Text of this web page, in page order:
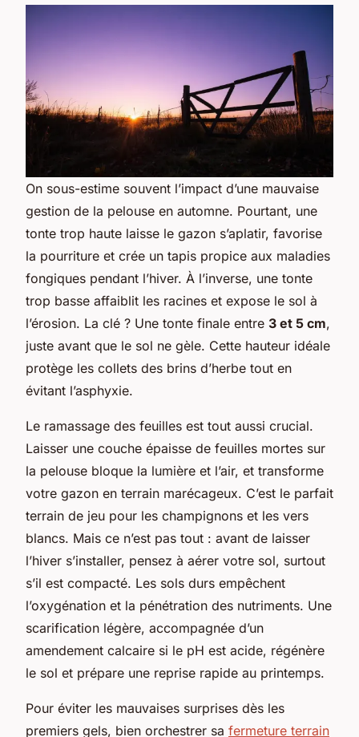
On sous-estime souvent l’impact d’une mauvaise
gestion de la pelouse en automne. Pourtant, une
tonte trop haute laisse le gazon s’aplatir, favorise
la pourriture et crée un tapis propice aux maladies
fongiques pendant l’hiver. À l’inverse, une tonte
trop basse affaiblit les racines et expose le sol à
l’érosion. La clé ? Une tonte finale entre 3 et 5 cm,
juste avant que le sol ne gèle. Cette hauteur idéale
protège les collets des brins d’herbe tout en
évitant l’asphyxie.
Le ramassage des feuilles est tout aussi crucial.
Laisser une couche épaisse de feuilles mortes sur
la pelouse bloque la lumière et l’air, et transforme
votre gazon en terrain marécageux. C’est le parfait
terrain de jeu pour les champignons et les vers
blancs. Mais ce n’est pas tout : avant de laisser
l’hiver s’installer, pensez à aérer votre sol, surtout
s’il est compacté. Les sols durs empêchent
l’oxygénation et la pénétration des nutriments. Une
scarification légère, accompagnée d’un
amendement calcaire si le pH est acide, régénère
le sol et prépare une reprise rapide au printemps.
Pour éviter les mauvaises surprises dès les
premiers gels, bien orchestrer sa fermeture terrain